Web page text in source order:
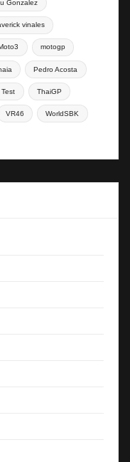
Gonzalez
vinales
motogp
Pedro Acosta
Test ThaiGP
VR46 WorldSBK